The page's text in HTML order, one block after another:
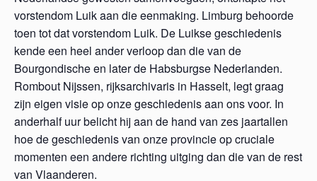
vorstendom Luik aan die eenmaking. Limburg behoorde
toen tot dat vorstendom Luik. De Luikse geschiedenis
kende een heel ander verloop dan die van de
Bourgondische en later de Habsburgse Nederlanden.
Rombout Nijssen, rijksarchivaris in Hasselt, legt graag
zijn eigen visie op onze geschiedenis aan ons voor. In
anderhalf uur belicht hij aan de hand van zes jaartallen
hoe de geschiedenis van onze provincie op cruciale
momenten een andere richting uitging dan die van de rest
van Vlaanderen.